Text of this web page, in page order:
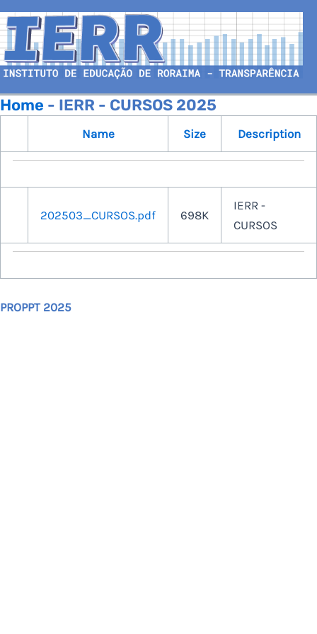
Home - IERR - CURSOS 2025
Name Size Description
202503_CURSOS.pdf 698K
IERR -
CURSOS
PROPPT 2025